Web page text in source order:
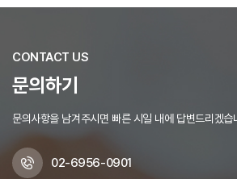
CONTACT US
문의하기
문의사항을 남겨주시면 빠른 시일 내에 답변드리겠습
02-6956-0901